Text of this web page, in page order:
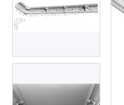
О нас
Доставка и оплата
Презентационные
документы